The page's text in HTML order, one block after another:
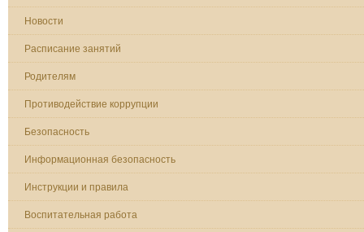
Новости
Расписание занятий
Родителям
Противодействие коррупции
Безопасность
Информационная безопасность
Инструкции и правила
Воспитательная работа